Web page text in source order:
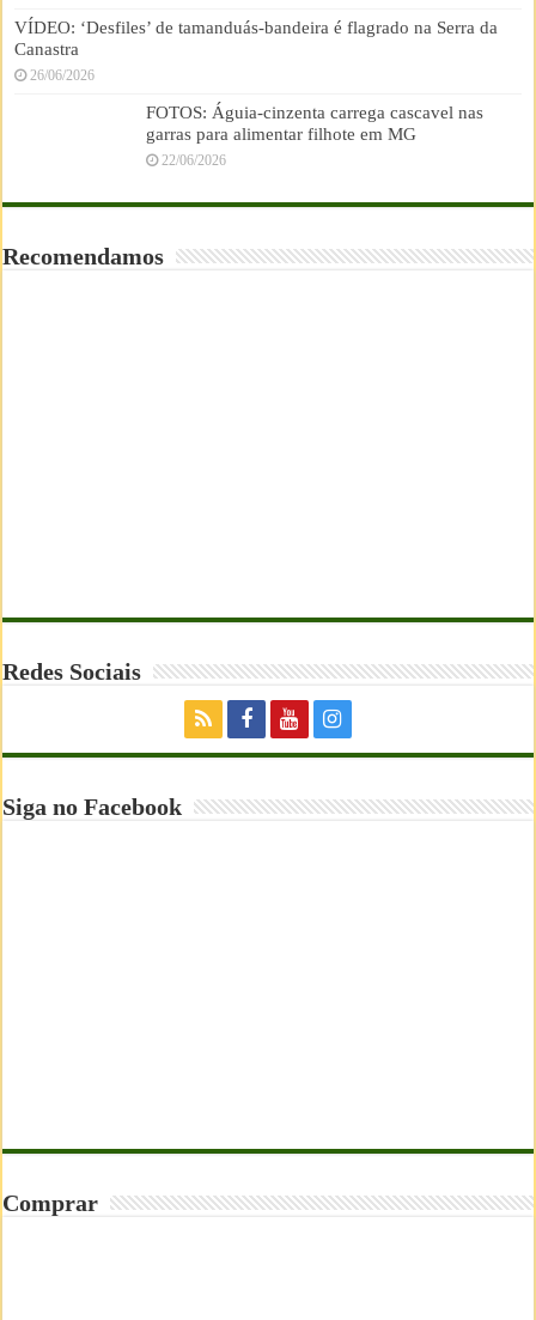
VÍDEO: ‘Desfiles’ de tamanduás-bandeira é flagrado na Serra da
Canastra
26/06/2026
FOTOS: Águia-cinzenta carrega cascavel nas
garras para alimentar filhote em MG
22/06/2026
Recomendamos
Redes Sociais
Siga no Facebook
Comprar